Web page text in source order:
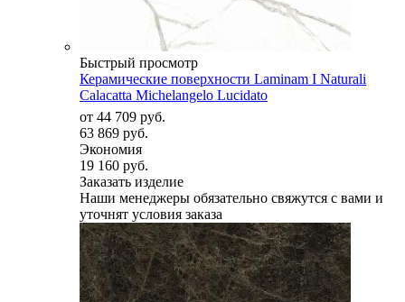
Быстрый просмотр
Керамические поверхности Laminam I Naturali
Calacatta Michelangelo Lucidato
от 44 709 руб.
63 869 руб.
Экономия
19 160 руб.
Заказать изделие
Наши менеджеры обязательно свяжутся с вами и
уточнят условия заказа